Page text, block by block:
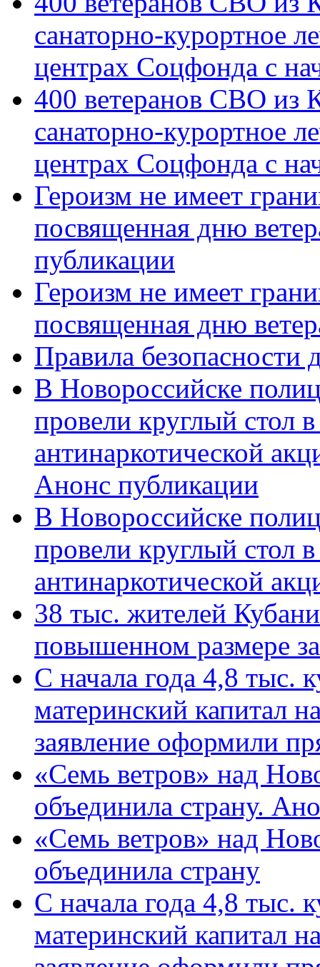
санаторно-курортное
центрах Соцфонда с
400 ветеранов СВО из
санаторно-курортное
центрах Соцфонда с
Героизм не имеет
посвященная дню
публикации
Героизм не имеет
посвященная дню
Правила безопасности
В Новороссийске
провели круглый стол
антинаркотической
Анонс публикации
В Новороссийске
провели круглый стол
антинаркотической
38 тыс. жителей
повышенном размере
С начала года 4,8 тыс.
материнский капитал
заявление оформили
«Семь ветров» над
объединила страну.
«Семь ветров» над
объединила страну
С начала года 4,8 тыс.
материнский капитал